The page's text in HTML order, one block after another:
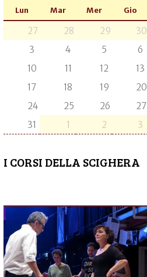
Lun Mar Mer Gio
27 28 29 30
3
4 5 6
10
11 12 13
17
18 19 20
24
25 26 27
31
1 2 3
I CORSI DELLA SCIGHERA